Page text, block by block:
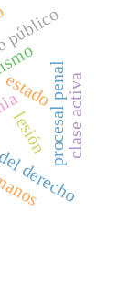
derecho
procesal penal
estado clase activa
lesión